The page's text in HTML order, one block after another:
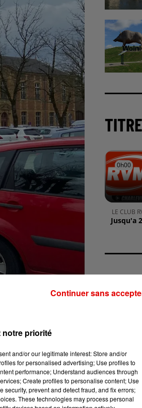
s'est expliqué au
0h00
0h00
LE CLUB
Jusqu'a
notre priorité
and/or our legitimate interest: Store and/or
for personalised advertising; Use profiles to
performance; Understand audiences through
Create profiles to personalise content; Use
prevent and detect fraud, and fix errors;
These technologies may process personal
Continuer sans